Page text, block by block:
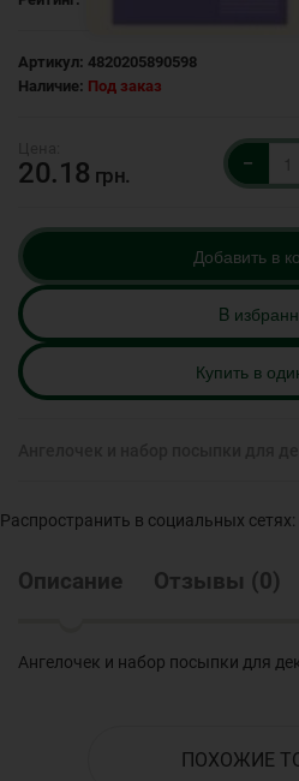
Артикул: 4820205890598
Наличие: Под заказ
20.18 грн.
–
Добавить в
B
Купить в
Распространить в социальных сетях:
Описание Отзывы (0)
Ангелочек и набор посыпки для
ПОХОЖИЕ